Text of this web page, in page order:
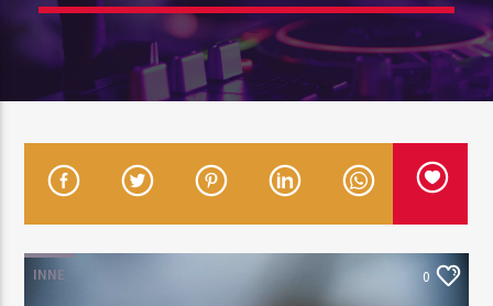
TYTUŁ
INNE 0